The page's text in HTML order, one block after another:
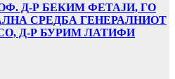
Д-Р БЕКИМ ФЕТАЈИ, ГО
СРЕДБА ГЕНЕРАЛНИОТ
Д-Р БУРИМ ЛАТИФИ